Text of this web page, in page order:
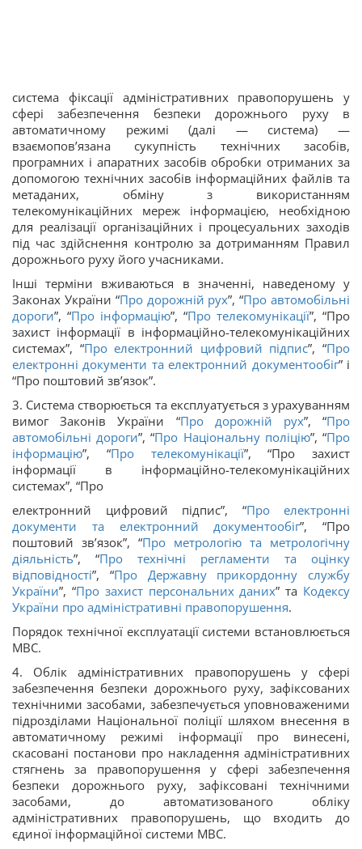
система фіксації адміністративних правопорушень у
сфері забезпечення безпеки дорожнього руху в
автоматичному режимі (далі — система) —
взаємопов’язана сукупність технічних засобів,
програмних і апаратних засобів обробки отриманих за
допомогою технічних засобів інформаційних файлів та
метаданих, обміну з використанням
телекомунікаційних мереж інформацією, необхідною
для реалізації організаційних і процесуальних заходів
під час здійснення контролю за дотриманням Правил
дорожнього руху його учасниками.
Інші терміни вживаються в значенні, наведеному у
Законах України “Про дорожній рух”, “Про автомобільні
дороги”, “Про інформацію”, “Про телекомунікації”, “Про
захист інформації в інформаційно-телекомунікаційних
системах”, “Про електронний цифровий підпис”, “Про
електронні документи та електронний документообіг” і
“Про поштовий зв’язок”.
3. Система створюється та експлуатується з урахуванням
вимог Законів України “Про дорожній рух”, “Про
автомобільні дороги”, “Про Національну поліцію”, “Про
інформацію”, “Про телекомунікації”, “Про захист
інформації в інформаційно-телекомунікаційних
системах”, “Про
електронний цифровий підпис”, “Про електронні
документи та електронний документообіг”, “Про
поштовий зв’язок”, “Про метрологію та метрологічну
діяльність”, “Про технічні регламенти та оцінку
відповідності”, “Про Державну прикордонну службу
України”, “Про захист персональних даних” та Кодексу
України про адміністративні правопорушення.
Порядок технічної експлуатації системи встановлюється
МВС.
4. Облік адміністративних правопорушень у сфері
забезпечення безпеки дорожнього руху, зафіксованих
технічними засобами, забезпечується уповноваженими
підрозділами Національної поліції шляхом внесення в
автоматичному режимі інформації про винесені,
скасовані постанови про накладення адміністративних
стягнень за правопорушення у сфері забезпечення
безпеки дорожнього руху, зафіксовані технічними
засобами, до автоматизованого обліку
адміністративних правопорушень, що входить до
єдиної інформаційної системи МВС.